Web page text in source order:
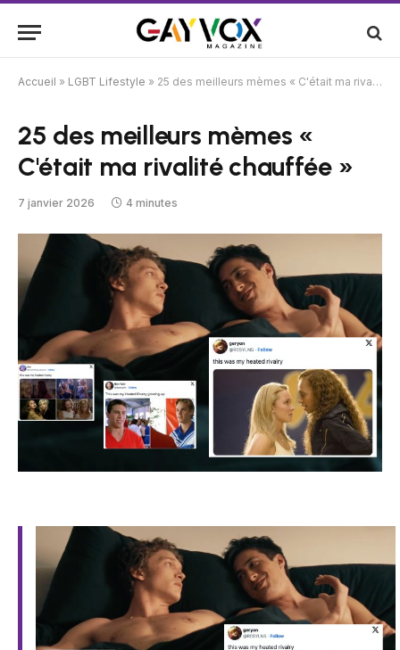
Accueil » LGBT Lifestyle » 25 des meilleurs mèmes « C'était ma rivalité chauffée »
25 des meilleurs mèmes «
C'était ma rivalité chauffée »
7 janvier 2026 4 minutes